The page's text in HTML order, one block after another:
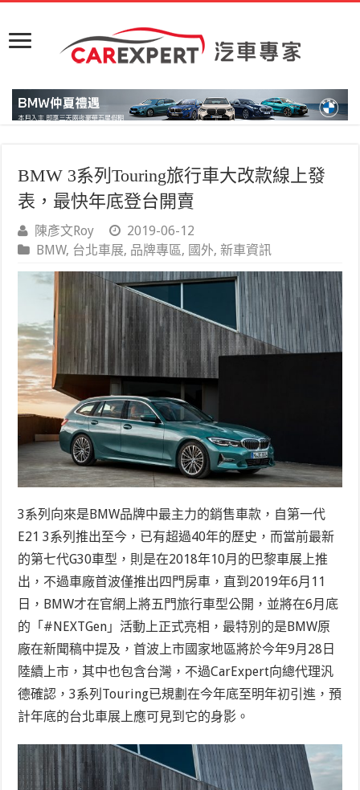
BMW 3系列Touring旅行車大改款線上發
表，最快年底登台開賣
陳彥文Roy
2019-06-12
BMW, 台北車展, 品牌專區, 國外,新車資訊
3系列向來是BMW品牌中最主力的銷售車款，自第一代
E21 3系列推出至今，已有超過40年的歷史，而當前最新
的第七代G30車型，則是在2018年10月的巴黎車展上推
出，不過車廠首波僅推出四門房車，直到2019年6月11
日，BMW才在官網上將五門旅行車型公開，並將在6月底
的「#NEXTGen」活動上正式亮相，最特別的是BMW原
廠在新聞稿中提及，首波上市國家地區將於今年9月28日
陸續上市，其中也包含台灣，不過CarExpert向總代理汎
德確認，3系列Touring已規劃在今年底至明年初引進，預
計年底的台北車展上應可見到它的身影。